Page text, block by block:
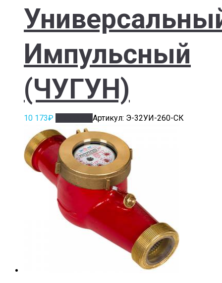
Импульсный
(ЧУГУН)
10 173₽ Артикул: Э-32УИ-260-СК